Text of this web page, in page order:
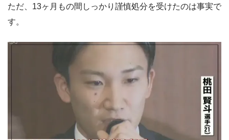
ただ、13ヶ月もの間しっかり謹慎処分を受けたのは事実で
す。